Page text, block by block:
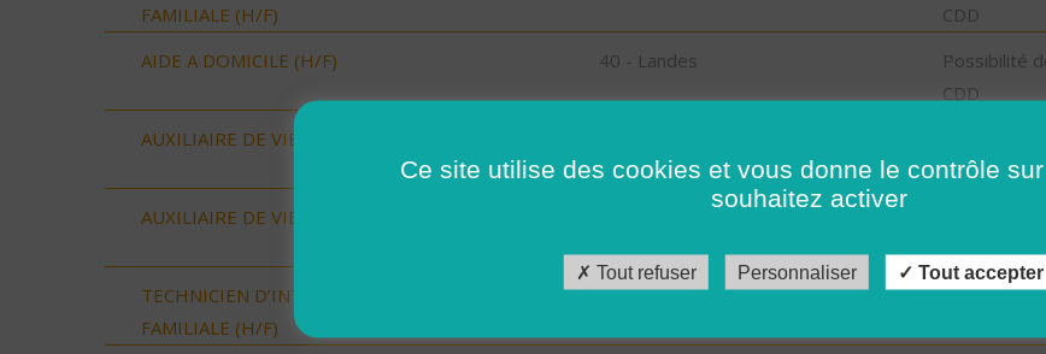
FAMILIALE (H/F)
CDD
AIDE A DOMICILE (H/F) 40 - Landes
Possibilité
CDD
AUXILIAIRE DE VIE SOCIALE (H/F)
CDD
AUXILIAIRE DE VIE SOCIALE (H/F)
CDD
TECHNICIEN D’INTERVENTION SOCIALE ET
FAMILIALE (H/F)
49 - Maine-et-Loire
Possibilité
Ce site utilise des cookies et vous donne le contrôle
souhaitez activer
Tout refuser Personnaliser Tout accepter